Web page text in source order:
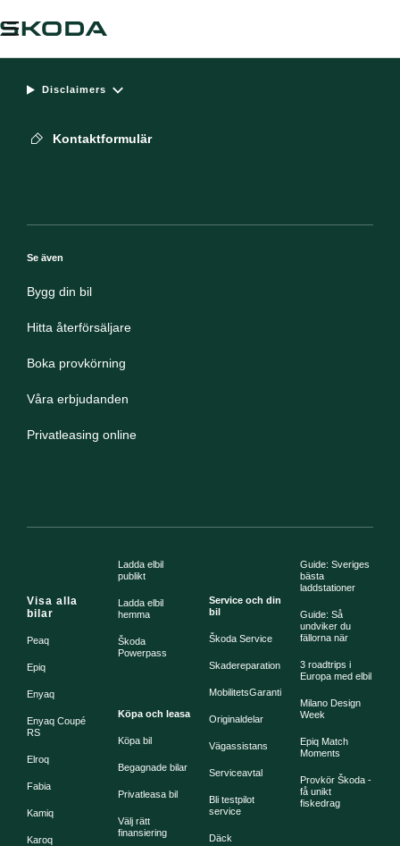
Disclaimers
Kontaktformulär
Se även
Bygg din bil
Hitta återförsäljare
Boka provkörning
Våra erbjudanden
Privatleasing online
Visa alla
bilar
Peaq
Epiq
Enyaq
Enyaq Coupé
RS
Elroq
Fabia
Kamiq
Karoq
Ladda elbil
publikt
Ladda elbil
hemma
Škoda
Powerpass
Köpa och leasa
Köpa bil
Begagnade bilar
Privatleasa bil
Välj rätt
finansiering
Service och din
bil
Škoda Service
Skadereparation
MobilitetsGaranti
Originaldelar
Vägassistans
Serviceavtal
Bli testpilot
service
Däck
Guide: Sveriges
bästa
laddstationer
Guide: Så
undviker du
fällorna när
3 roadtrips i
Europa med elbil
Milano Design
Week
Epiq Match
Moments
Provkör Škoda -
få unikt
fiskedrag